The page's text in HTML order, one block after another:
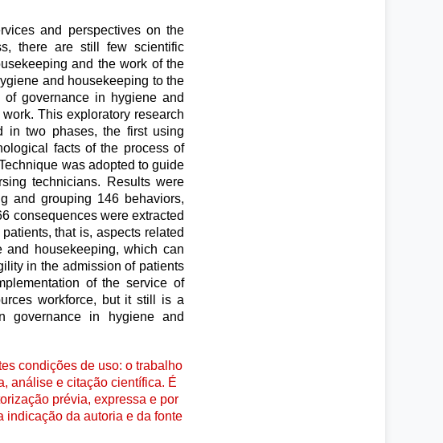
and perspectives on the
there are still few scientific
and the work of the
and housekeeping to the
governance in hygiene and
This exploratory research
in two phases, the first using
facts of the process of
was adopted to guide
technicians. Results were
and grouping 146 behaviors,
consequences were extracted
that is, aspects related
housekeeping, which can
in the admission of patients
of the service of
workforce, but it still is a
governance in hygiene and
condições de uso: o trabalho
análise e citação científica. É
prévia, expressa e por
indicação da autoria e da fonte